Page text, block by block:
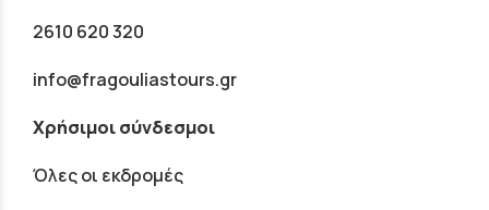
2610 620 320
info@fragouliastours.gr
Χρήσιμοι σύνδεσμοι
Όλες οι εκδρομές